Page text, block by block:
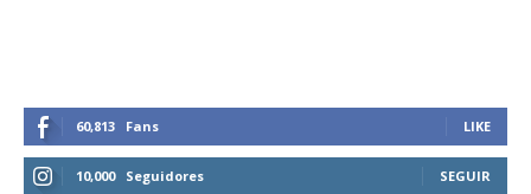
60,813 Fans LIKE
10,000 Seguidores SEGUIR